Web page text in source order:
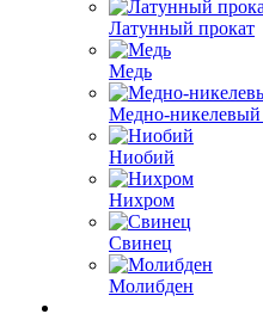
Латунный прокат
Медь
Медно-никелевый
Ниобий
Нихром
Свинец
Молибден